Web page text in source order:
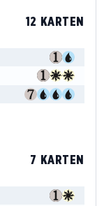
12 KARTEN
7 KARTEN